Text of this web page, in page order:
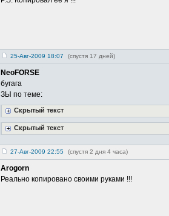
25-Авг-2009 18:07 (спустя 17 дней)
NeoFORSE
бугага
ЗЫ по теме:
Скрытый текст
Скрытый текст
27-Авг-2009 22:55 (спустя 2 дня 4 часа)
Arogorn
Реально копировано своими руками !!!